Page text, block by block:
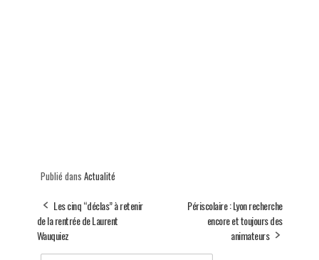
Publié dans Actualité
Les cinq “déclas” à retenir
de la rentrée de Laurent
Wauquiez
Périscolaire : Lyon recherche
encore et toujours des
animateurs